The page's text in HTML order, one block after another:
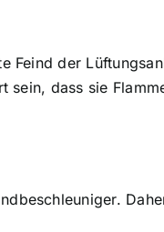
Feind der
dass sie